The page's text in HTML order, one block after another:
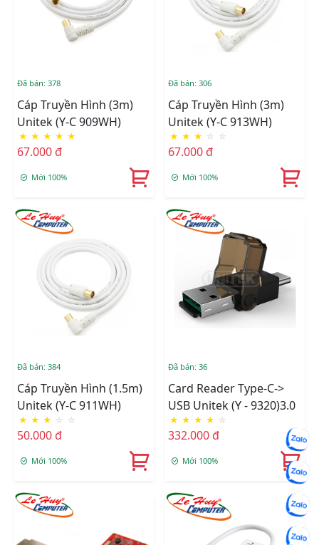
Đã bán: 378
Cáp Truyền Hình (3m)
Unitek (Y-C 909WH)
★ ★ ★ ★ ★
67.000 đ
Mới 100%
Đã bán: 306
Cáp Truyền Hình (3m)
Unitek (Y-C 913WH)
★ ★ ★ ☆ ☆
67.000 đ
Mới 100%
Đã bán: 384
Cáp Truyền Hình (1.5m)
Unitek (Y-C 911WH)
★ ★ ★ ☆ ☆
50.000 đ
Mới 100%
Đã bán: 36
Card Reader Type-C->
USB Unitek (Y - 9320)3.0
★ ★ ★ ★ ☆
332.000 đ
Mới 100%